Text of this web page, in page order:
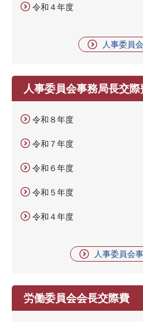
令和４年度
人事委員
人事委員会事務局長交際
令和８年度
令和７年度
令和６年度
令和５年度
令和４年度
人事委員会
労働委員会会長交際費